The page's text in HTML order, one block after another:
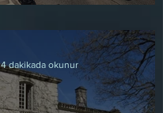
4 dakikada okunur